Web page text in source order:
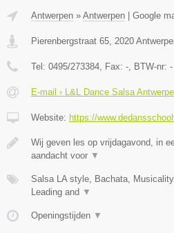
Antwerpen » Antwerpen Google
Pierenbergstraat 65, 2020
Tel: 0495/273384, Fax: -, BTW-nr: -
E-mail › L&L Dance Salsa
Website: https://
Wij geven les op vrijdagavond, in
aandacht voor ▼
Salsa LA style, Bachata,
Leading and ▼
Openingstijden ▼